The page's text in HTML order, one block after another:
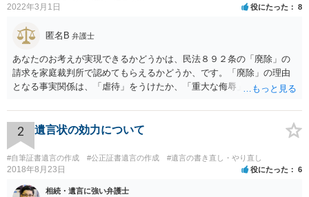
2022年3月1日 役にたった 8
匿名B 弁護士
あなたのお考えが実現できるかどうかは、民法８９２条の「廃除」の
請求を家庭裁判所で認めてもらえるかどうか、です。「廃除」の理由
となる事実関係は、「虐待」をうけたか、「重大な侮辱」を受けた
「廃除」は遺言でも可能です（民法８９３条）。 弁護士に具体的な事
情を話して相談して、「廃除」が可能か、実際に法律相談を受けるこ
とをお勧めします。
2 遺言状の効力について
#自筆証書遺言の作成 #公正証書遺言の作成 #遺言の書き直し・やり直し
2018年8月23日 役にたった 6
相続・遺言に強い弁護士